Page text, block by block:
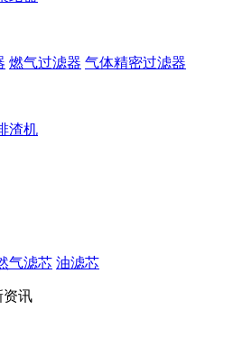
燃气过滤器 气体精密过滤器
渣机
气滤芯 油滤芯
资讯